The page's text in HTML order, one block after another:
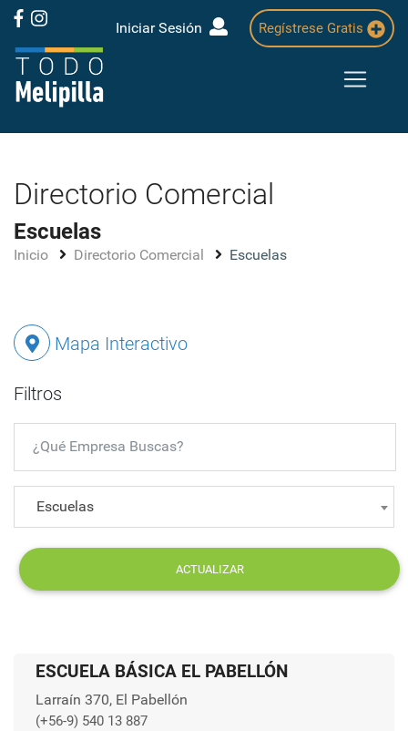
Iniciar Sesión Regístrese Gratis
Directorio Comercial
Escuelas
Inicio Directorio Comercial Escuelas
Mapa Interactivo
Filtros
Escuelas
ACTUALIZAR
ESCUELA BÁSICA EL PABELLÓN
Larraín 370, El Pabellón
(+56-9) 540 13 887